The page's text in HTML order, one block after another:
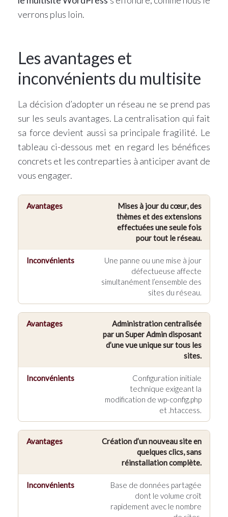
verrons plus loin.
Les avantages et
inconvénients du multisite
La décision d’adopter un réseau ne se prend pas
sur les seuls avantages. La centralisation qui fait
sa force devient aussi sa principale fragilité. Le
tableau ci-dessous met en regard les bénéfices
concrets et les contreparties à anticiper avant de
vous engager.
Avantages
Mises à jour du cœur, des
thèmes et des extensions
effectuées une seule fois
pour tout le réseau.
Une panne ou une mise à jour
défectueuse affecte
simultanément l’ensemble des
sites du réseau.
Administration centralisée
par un Super Admin disposant
d’une vue unique sur tous les
sites.
Configuration initiale
technique exigeant la
modification de wp-config.php
et .htaccess.
Création d’un nouveau site en
quelques clics, sans
réinstallation complète.
Base de données partagée
dont le volume croît
rapidement avec le nombre